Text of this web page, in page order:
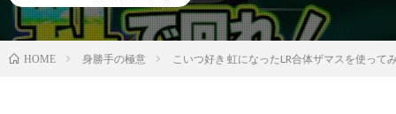
HOME 身勝手の極意 こいつ好き 虹になったLR合体ザマスを使って